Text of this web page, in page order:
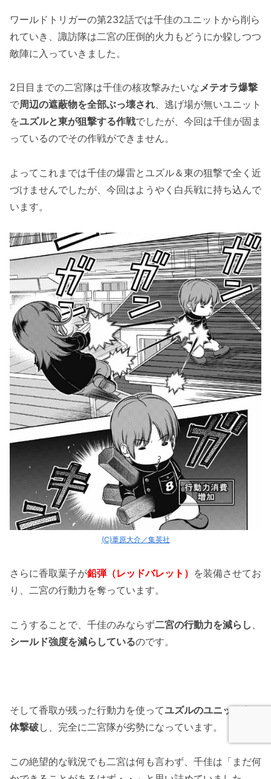
ワールドトリガーの第232話では千佳のユニットから削ら
れていき、諏訪隊は二宮の圧倒的火力もどうにか躱しつつ
敵陣に入っていきました。
2日目までの二宮隊は千佳の核攻撃みたいなメテオラ爆撃
で周辺の遮蔽物を全部ぶっ壊され、逃げ場が無いユニット
をユズルと東が狙撃する作戦でしたが、今回は千佳が固ま
っているのでその作戦ができません。
よってこれまでは千佳の爆雷とユズル＆東の狙撃で全く近
づけませんでしたが、今回はようやく白兵戦に持ち込んで
います。
(C)葦原大介／集英社
さらに香取葉子が鉛弾（レッドバレット） を装備させてお
り、二宮の行動力を奪っています。
こうすることで、千佳のみならず二宮の行動力を減らし
シールド強度を減らしているのです。
そして香取が残った行動力を使ってユズルのユニットを2
体撃破し、完全に二宮隊が劣勢になっています。
この絶望的な戦況でも二宮は何も言わず、千佳は「まだ何